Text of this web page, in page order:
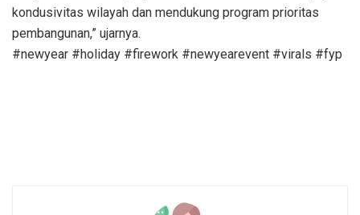
kondusivitas wilayah dan mendukung program prioritas
pembangunan,” ujarnya.
#newyear #holiday #firework #newyearevent #virals #fyp